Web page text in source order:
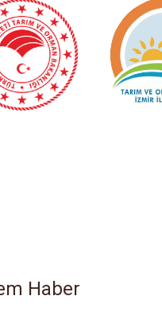
Haber